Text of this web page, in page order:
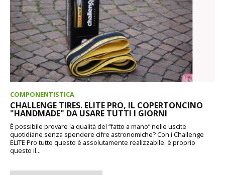
COMPONENTISTICA
CHALLENGE TIRES. ELITE PRO, IL COPERTONCINO
"HANDMADE" DA USARE TUTTI I GIORNI
È possibile provare la qualità del “fatto a mano” nelle uscite
quotidiane senza spendere cifre astronomiche? Con i Challenge
ELITE Pro tutto questo è assolutamente realizzabile: è proprio
questo il...